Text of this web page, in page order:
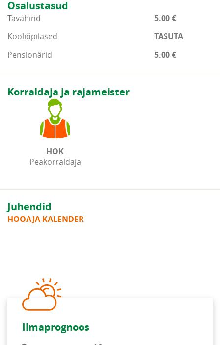
Osalustasud
Tavahind
5.00 €
Kooliõpilased
TASUTA
Pensionärid
5.00 €
Korraldaja ja rajameister
HOK
Peakorraldaja
Juhendid
HOOAJA KALENDER
Ilmaprognoos